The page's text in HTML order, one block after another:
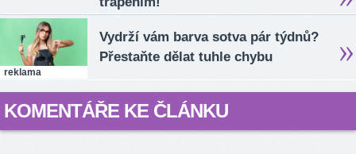
reklama
Vydrží vám barva sotva pár týdnů?
Přestaňte dělat tuhle chybu
KOMENTÁŘE KE ČLÁNKU